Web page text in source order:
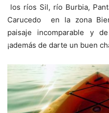
los ríos Sil, río Burbia,
Carucedo en la zona
paisaje incomparable y
¡además de darte un buen